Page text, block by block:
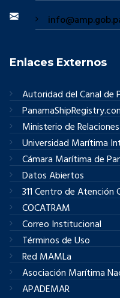
Enlaces Externos
Autoridad del Canal de
Ministerio de
Universidad Marítima
Cámara Marítima de
Datos Abiertos
311 Centro de Atención
COCATRAM
Correo Institucional
Términos de Uso
Red MAMLa
Asociación Marítima
APADEMAR